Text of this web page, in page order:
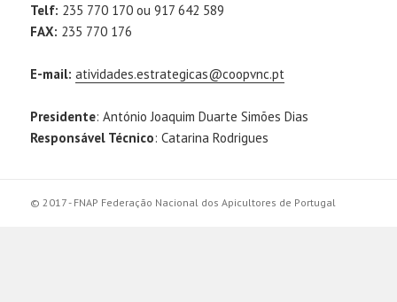
Telf: 235 770 170 ou 917 642 589
FAX: 235 770 176
E-mail: atividades.estrategicas@coopvnc.pt
Presidente: António Joaquim Duarte Simões Dias
Responsável Técnico: Catarina Rodrigues
© 2017 - FNAP Federação Nacional dos Apicultores de Portugal